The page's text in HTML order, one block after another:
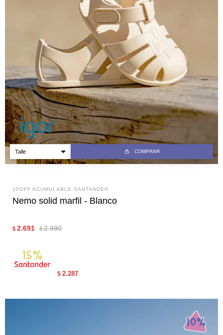
COMPRAR
10OFF ACUMULABLE SANTANDER
Nemo solid marfil - Blanco
$ 2.691 $ 2.990
$ 2.287